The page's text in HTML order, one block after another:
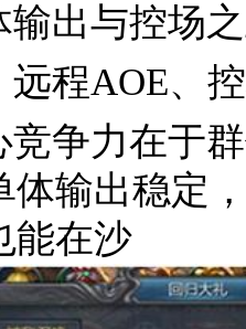
输出与控场
程AOE、
竞争力在于
体输出稳定
能在沙